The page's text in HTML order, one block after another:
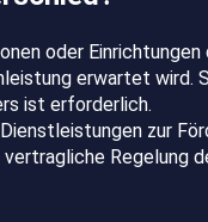
oder Einrichtungen
erwartet wird.
ist erforderlich.
zur
Regelung